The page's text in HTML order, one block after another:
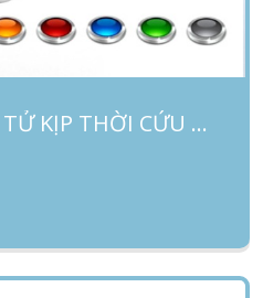
HỒI SINH TỪ CỬA TỬ KỊP THỜI CỨU SỐNG BỆNH NHI VIÊM CƠ TIM TỐI CẤP BIẾN CHỨNG SỐC TIM, RỐI LOẠN NHỊP TIM NẶNG, NGƯNG TIM NHỜ KỸ THUẬT ECMO